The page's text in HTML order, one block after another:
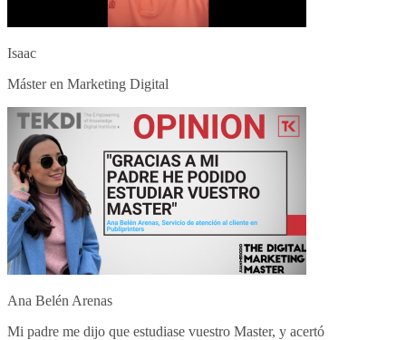
Isaac
Máster en Marketing Digital
Ana Belén Arenas
Mi padre me dijo que estudiase vuestro Master, y acertó